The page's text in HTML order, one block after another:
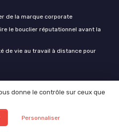
de la marque corporate
le bouclier réputationnel avant la
de vie au travail à distance pour
donne le contrôle sur ceux que
Personnaliser